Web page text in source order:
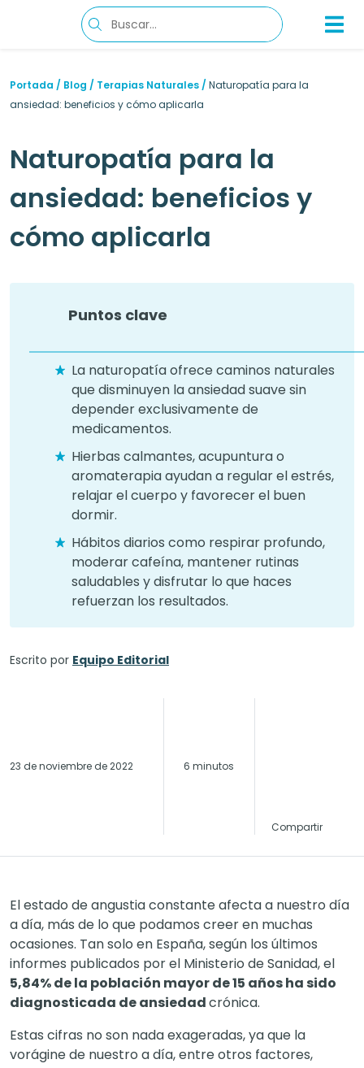
Portada / Blog / Terapias Naturales / Naturopatía para la
ansiedad: beneficios y cómo aplicarla
Naturopatía para la
ansiedad: beneficios y
cómo aplicarla
Puntos clave
La naturopatía ofrece caminos naturales
que disminuyen la ansiedad suave sin
depender exclusivamente de
medicamentos.
Hierbas calmantes, acupuntura o
aromaterapia ayudan a regular el estrés,
relajar el cuerpo y favorecer el buen
dormir.
Hábitos diarios como respirar profundo,
moderar cafeína, mantener rutinas
saludables y disfrutar lo que haces
refuerzan los resultados.
Escrito por Equipo Editorial
23 de noviembre de 2022 6 minutos
Compartir
El estado de angustia constante afecta a nuestro día
a día, más de lo que podamos creer en muchas
ocasiones. Tan solo en España, según los últimos
informes publicados por el Ministerio de Sanidad,el
5,84% de la población mayor de 15 años ha sido
diagnosticada de ansiedadcrónica.
Estas cifras no son nada exageradas, ya que la
vorágine de nuestro a día, entre otros factores,